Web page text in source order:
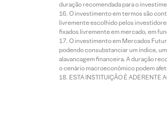
duração recomendada para o
O investimento em termos são
livremente escolhido pelos
fixados livremente em mercado, em
O investimento em Mercados
podendo consubstanciar um índice,
alavancagem financeira. A duração
o cenário macroeconômico podem
ESTA INSTITUIÇÃO É ADERENTE